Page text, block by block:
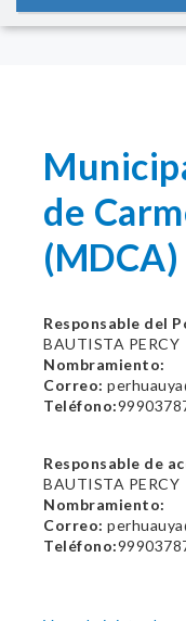
de
(MDCA)
Responsable del
BAUTISTA PERCY
Nombramiento:
Correo:
Teléfono:
Responsable de
BAUTISTA PERCY
Nombramiento:
Correo:
Teléfono: